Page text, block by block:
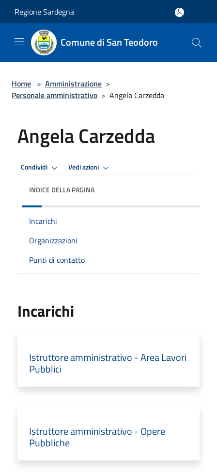
Regione Sardegna
Comune di San Teodoro
Home > Amministrazione >
Personale amministrativo > Angela Carzedda
Angela Carzedda
Condividi Vedi azioni
INDICE DELLA PAGINA
Incarichi
Organizzazioni
Punti di contatto
Incarichi
Istruttore amministrativo - Area Lavori
Pubblici
Istruttore amministrativo - Opere
Pubbliche